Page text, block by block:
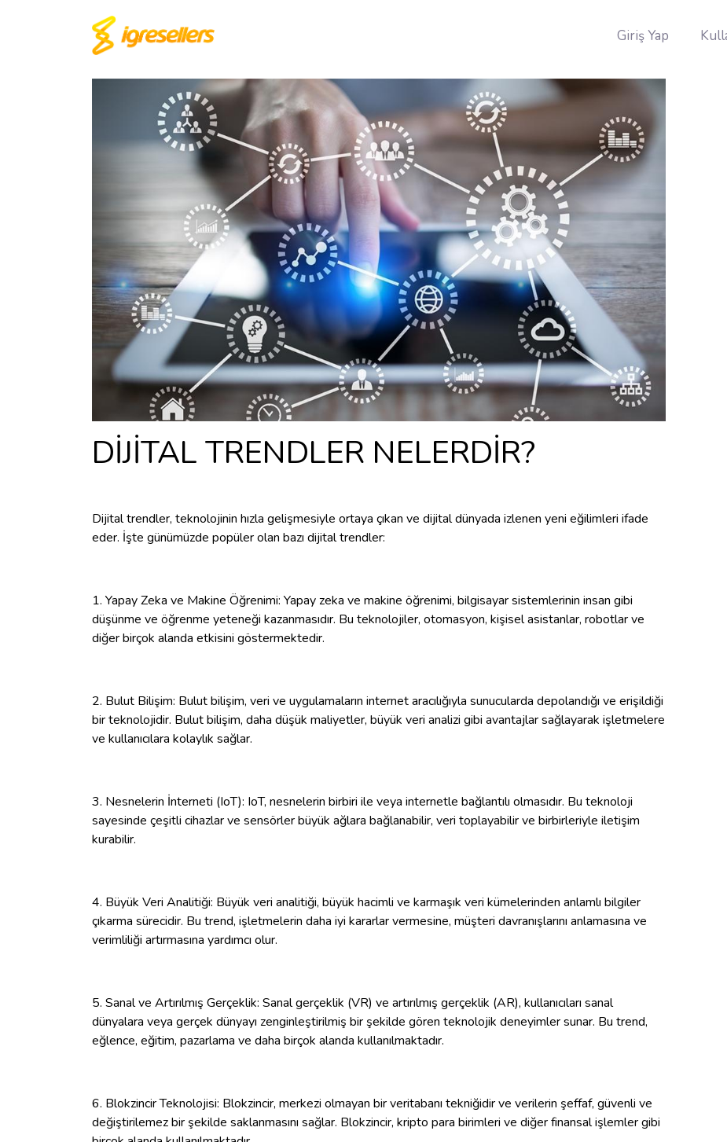
Giriş Yap
DİJİTAL TRENDLER NELERDİR?
Dijital trendler, teknolojinin hızla gelişmesiyle ortaya çıkan ve dijital dünyada izlenen yeni eğilimleri ifade
eder. İşte günümüzde popüler olan bazı dijital trendler:
1. Yapay Zeka ve Makine Öğrenimi: Yapay zeka ve makine öğrenimi, bilgisayar sistemlerinin insan gibi
düşünme ve öğrenme yeteneği kazanmasıdır. Bu teknolojiler, otomasyon, kişisel asistanlar, robotlar ve
diğer birçok alanda etkisini göstermektedir.
2. Bulut Bilişim: Bulut bilişim, veri ve uygulamaların internet aracılığıyla sunucularda depolandığı ve erişildiği
bir teknolojidir. Bulut bilişim, daha düşük maliyetler, büyük veri analizi gibi avantajlar sağlayarak işletmelere
ve kullanıcılara kolaylık sağlar.
3. Nesnelerin İnterneti (IoT): IoT, nesnelerin birbiri ile veya internetle bağlantılı olmasıdır. Bu teknoloji
sayesinde çeşitli cihazlar ve sensörler büyük ağlara bağlanabilir, veri toplayabilir ve birbirleriyle iletişim
kurabilir.
4. Büyük Veri Analitiği: Büyük veri analitiği, büyük hacimli ve karmaşık veri kümelerinden anlamlı bilgiler
çıkarma sürecidir. Bu trend, işletmelerin daha iyi kararlar vermesine, müşteri davranışlarını anlamasına ve
verimliliği artırmasına yardımcı olur.
5. Sanal ve Artırılmış Gerçeklik: Sanal gerçeklik (VR) ve artırılmış gerçeklik (AR), kullanıcıları sanal
dünyalara veya gerçek dünyayı zenginleştirilmiş bir şekilde gören teknolojik deneyimler sunar. Bu trend,
eğlence, eğitim, pazarlama ve daha birçok alanda kullanılmaktadır.
6. Blokzincir Teknolojisi: Blokzincir, merkezi olmayan bir veritabanı tekniğidir ve verilerin şeffaf, güvenli ve
değiştirilemez bir şekilde saklanmasını sağlar. Blokzincir, kripto para birimleri ve diğer finansal işlemler gibi